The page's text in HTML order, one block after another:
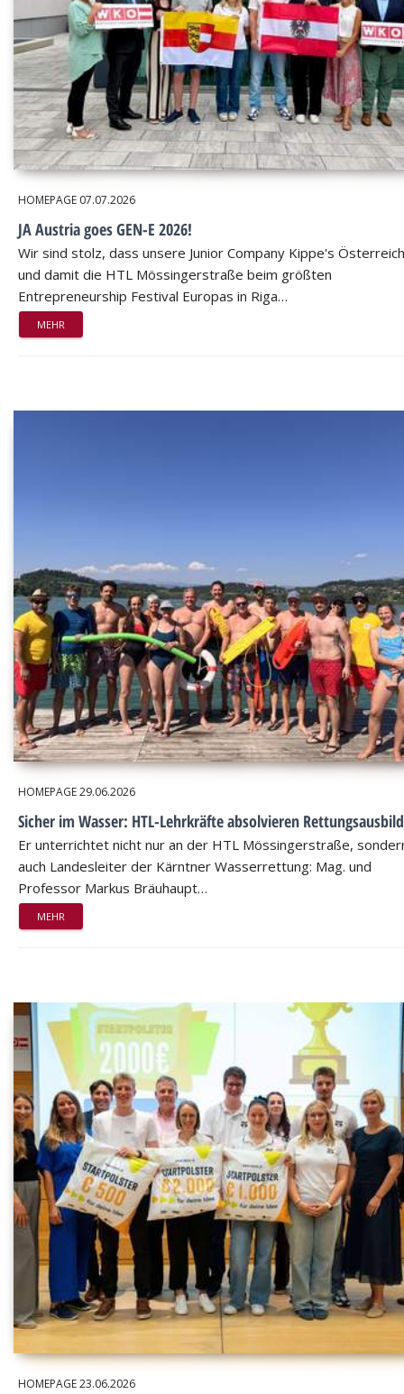
HOMEPAGE 07.07.2026
JA Austria goes GEN-E 2026!
Wir sind stolz, dass unsere Junior Company Kippe's Österreich
und damit die HTL Mössingerstraße beim größten
Entrepreneurship Festival Europas in Riga…
MEHR
HOMEPAGE29.06.2026
Sicher im Wasser: HTL-Lehrkräfte absolvieren
Er unterrichtet nicht nur an der HTL Mössingerstraße,
auch Landesleiter der Kärntner Wasserrettung: Mag. und
Professor Markus Bräuhaupt…
MEHR
HOMEPAGE23.06.2026